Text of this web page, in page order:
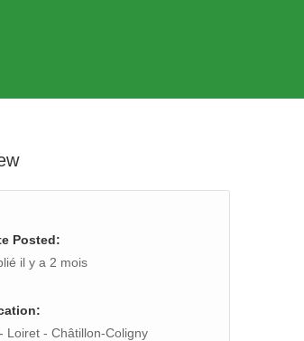
Posted:
il y a 2 mois
Loiret - Châtillon-Coligny